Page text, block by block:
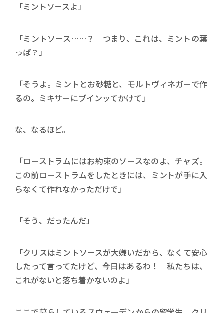
「ミントソースよ」
「ミントソース……？ つまり、これは、ミントの葉
っぱ？」
「そうよ。ミントとお砂糖と、モルトヴィネガーで作
るの。ミキサーにブインッてかけて」
な、なるほど。
「ローストラムにはお約束のソースなのよ、チャズ。
この前ローストラムをしたときには、ミントが手に入
らなくて作れなかっただけで」
「そう、だったんだ」
「クリスはミントソースが大嫌いだから、なくて安心
したって言ってたけど、今日はあるわ！ 私たちは、
これがないと落ち着かないのよ」